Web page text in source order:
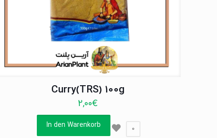
Curry(TRS) 100g
2,00€
In den Warenkorb 0